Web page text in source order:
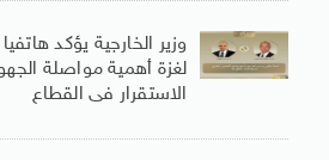
وزير الخارجية يؤكد
لغزة أهمية مواصلة
الاستقرار فى القطاع